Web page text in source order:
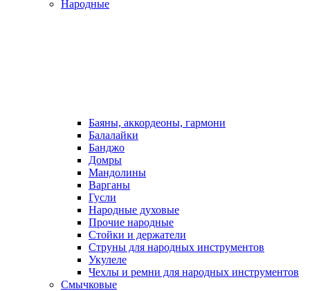
Народные
Баяны, аккордеоны, гармони
Балалайки
Банджо
Домры
Мандолины
Варганы
Гусли
Народные духовые
Прочие народные
Стойки и держатели
Струны для народных инструментов
Укулеле
Чехлы и ремни для народных инструментов
Смычковые